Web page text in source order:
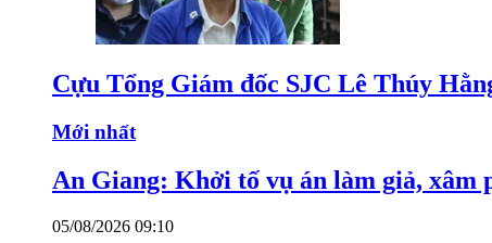
Cựu Tổng Giám đốc SJC Lê Thúy
Mới nhất
An Giang: Khởi tố vụ án làm giả, xâm
05/08/2026 09:10